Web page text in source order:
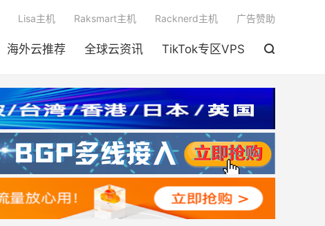
海外云推荐 全球云资讯 TikTok专区VPS 
Lisa主机 Raksmart主机 Racknerd主机 广告赞助